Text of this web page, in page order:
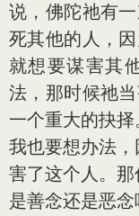
说，佛陀祂有
死其他的人，
就想要谋害其
法，那时候祂
一个重大的抉
我也要想办法
害了这个人。
是善念还是恶